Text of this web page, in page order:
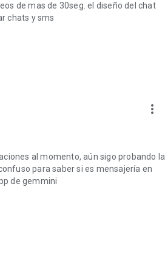
de mas de 30seg. el diseño del chat
chats y sms
more_vert
al momento, aún sigo probando la
para saber si es mensajería en
de gemmini